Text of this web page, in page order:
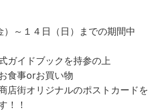
～１４日（日）までの期間中
ガイドブックを持参の上
食事orお買い物
店街オリジナルのポストカードを
！！